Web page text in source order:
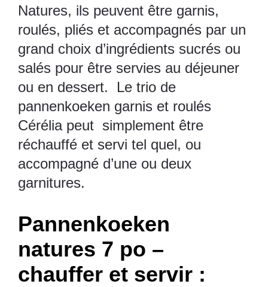
Natures, ils peuvent être garnis,
roulés, pliés et accompagnés par un
grand choix d’ingrédients sucrés ou
salés pour être servies au déjeuner
ou en dessert. Le trio de
pannenkoeken garnis et roulés
Cérélia peut simplement être
réchauffé et servi tel quel, ou
accompagné d’une ou deux
garnitures.
Pannenkoeken
natures 7 po –
chauffer et servir :